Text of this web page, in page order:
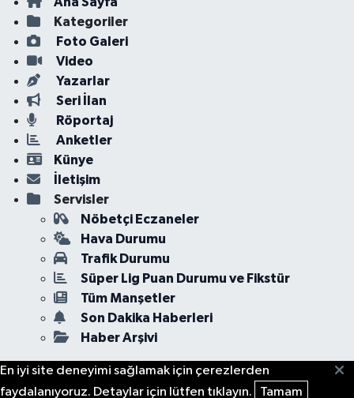
Kategoriler
Foto Galeri
Video
Yazarlar
Seri İlan
Röportaj
Anketler
Künye
İletişim
Servisler
Nöbetçi Eczaneler
Hava Durumu
Trafik Durumu
Süper Lig Puan Durumu ve Fikstür
Tüm Manşetler
Son Dakika Haberleri
Haber Arşivi
En iyi site deneyimi sağlamak için çerezlerden
faydalanıyoruz. Detaylar için lütfen tıklayın.
Tamam